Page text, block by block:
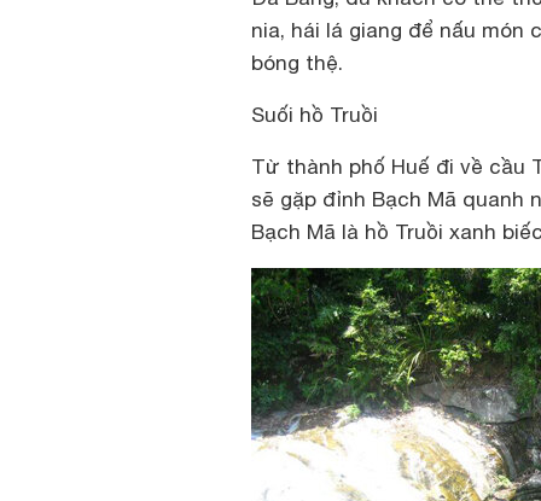
nia, hái lá giang để nấu
bóng thệ.
Suối hồ Truồi
Từ thành phố Huế đi về cầu
sẽ gặp đỉnh Bạch Mã quanh
Bạch Mã là hồ Truồi xanh